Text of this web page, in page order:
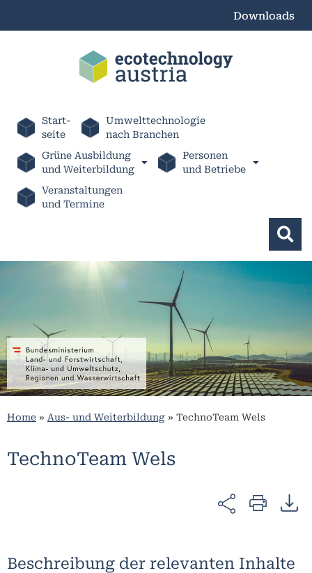
Downloads
Start-
seite
Umwelttechnologie
nach Branchen
Grüne Ausbildung
und Weiterbildung
Personen
und Betriebe
Veranstaltungen
und Termine
Home » Aus- und Weiterbildung » TechnoTeam Wels
TechnoTeam Wels
Beschreibung der relevanten Inhalte